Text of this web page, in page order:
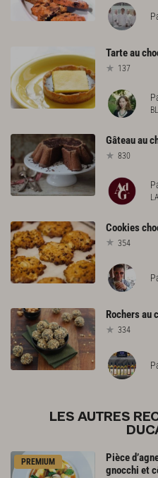
Tarteau
137
Gâteauau
830
Cookies
354
Rochersau
334
LES AUTRES
PREMIUM
Pièce
gnocchi et